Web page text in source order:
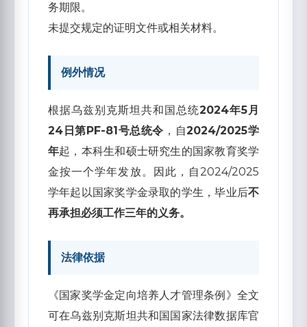
务期限。
未提交规定的证明文件或相关材料。
例外情况
根据乌兹别克斯坦共和国总统2024年5月
24日第PF-81号总统令 ，自2024/2025学
年起，本科生和硕士研究生的国家教育奖学
金按一个学年发放。因此，自2024/2025
学年起以国家奖学金录取的学生，毕业后不
再承担必须工作三年的义务。
法律依据
《国家奖学金定向培养人才管理条例》全文
可在乌兹别克斯坦共和国国家法律数据库官